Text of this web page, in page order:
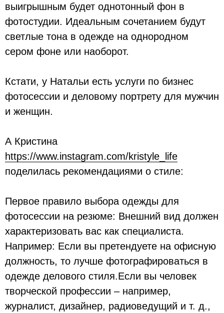
выигрышным будет однотонный фон в
фотостудии. Идеальным сочетанием будут
светлые тона в одежде на однородном
сером фоне или наоборот.
Кстати, у Натальи есть услуги по бизнес
фотосессии и деловому портрету для мужчин
и женщин.
А Кристина
https://www.instagram.com/kristyle_life
поделилась рекомендациями о стиле:
Первое правило выбора одежды для
фотосессии на резюме: Внешний вид должен
характеризовать вас как специалиста.
Например: Если вы претендуете на офисную
должность, то лучше фотографироваться в
одежде делового стиля.Если вы человек
творческой профессии – например,
журналист, дизайнер, радиоведущий и т. д.,